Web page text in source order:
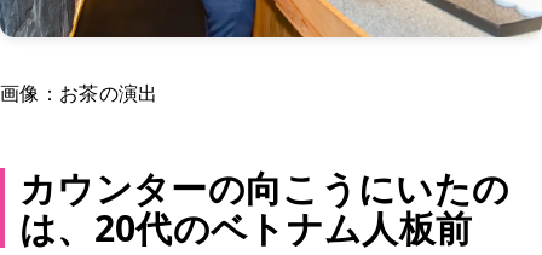
画像：お茶の演出
カウンターの向こうにいたの
は、20代のベトナム人板前